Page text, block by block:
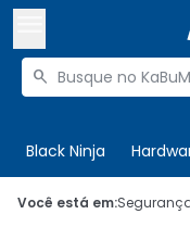
Buscar produtos

Black Ninja
 Olá. Acesse
Você está em: